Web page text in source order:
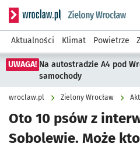
Serwis informacyjny
Aktualności Klimat Powietrze
UWAGA! Na autostradzie A4 pod
samochody
wroclaw.pl Zielony Wrocław
Oto 10 psów z
Sobolewie. Może